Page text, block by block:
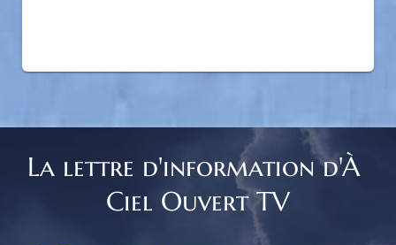
La lettre d'information d'À
Ciel Ouvert TV